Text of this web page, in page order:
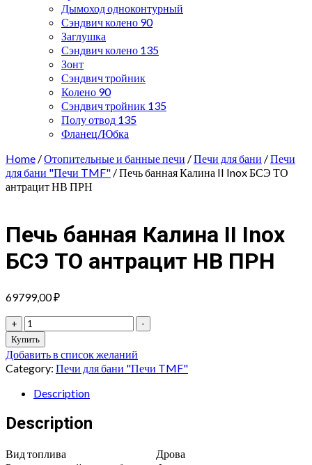
Дымоход одноконтурный
Сэндвич колено 90
Заглушка
Сэндвич колено 135
Зонт
Сэндвич тройник
Колено 90
Сэндвич тройник 135
Полу отвод 135
Фланец/Юбка
Home /Отопительные и банные печи /Печи для бани /Печи
для бани "Печи TMF" / Печь банная Калина II Inox БСЭ ТО
антрацит НВ ПРН
Печь банная Калина II Inox
БСЭ ТО антрацит НВ ПРН
69799,00₽
+
Печь
банная
Калина
II
Inox
БСЭ
антрацит
НВ
quantity
-
Купить
Добавить в список желаний
Category: Печи для бани "Печи TMF"
Description
Description
Вид топлива
Дрова